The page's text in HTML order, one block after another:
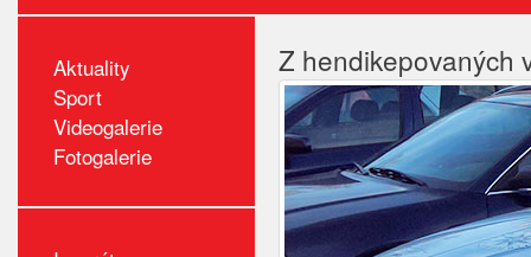
Aktuality
Sport
Videogalerie
Fotogalerie
Z hendikepovaných